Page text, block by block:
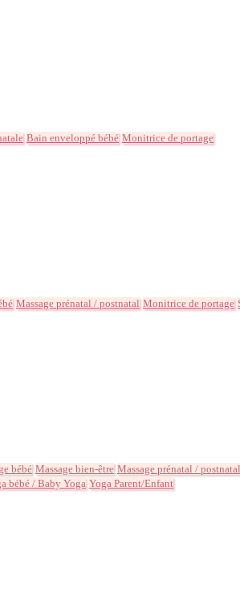
Bain enveloppé bébé Monitrice de portage
Massage prénatal / postnatal Monitrice de portage
bébé Massage bien-être Massage prénatal / postnatal
bébé / Baby Yoga Yoga Parent/Enfant